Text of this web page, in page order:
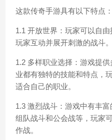
这款传奇手游具有以下特点：
1.1 开放世界：玩家可以自
玩家互动并展开刺激的战斗。
1.2 多样职业选择：游戏提
业都有独特的技能和特点，
适合自己的职业。
1.3 激烈战斗：游戏中有丰富
组队战斗和公会战等，玩家
作战。